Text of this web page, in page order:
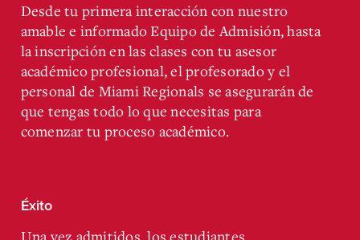
Desde tu primera interacción con nuestro
amable e informado Equipo de Admisión, hasta
la inscripción en las clases con tu asesor
académico profesional, el profesorado y el
personal de Miami Regionals se asegurarán de
que tengas todo lo que necesitas para
comenzar tu proceso académico.
Éxito